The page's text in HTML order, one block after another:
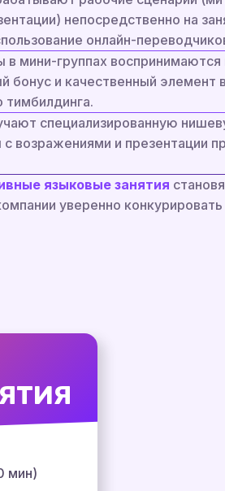
непосредственно на
онлайн-
в мини-группах
бонус и качественный элемент
тимбилдинга.
специализированную
возражениями и презентации
языковые занятия
уверенно
мин)